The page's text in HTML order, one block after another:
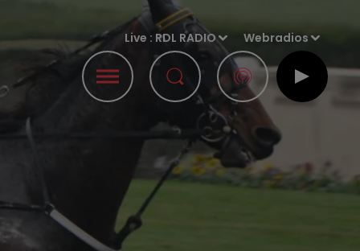
Live : RDL RADIO Webradios